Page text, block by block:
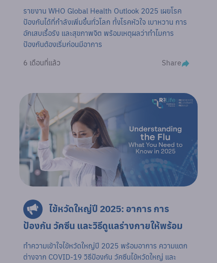
รายงาน WHO Global Health Outlook 2025 เผยโรค
ป้องกันได้ที่กำลังเพิ่มขึ้นทั่วโลก ทั้งโรคหัวใจ เบาหวาน การ
อักเสบเรื้อรัง และสุขภาพจิต พร้อมเหตุผลว่าทำไมการ
ป้องกันต้องเริ่มก่อนมีอาการ
6 เดือนที่แล้ว Share
ไข้หวัดใหญ่ปี 2025: อาการ การ
ป้องกัน วัคซีน และวิธีดูแลร่างกายให้พร้อม
ทำความเข้าใจไข้หวัดใหญ่ปี 2025 พร้อมอาการ ความแตก
ต่างจาก COVID-19 วิธีป้องกัน วัคซีนไข้หวัดใหญ่ และ